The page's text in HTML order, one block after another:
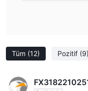
Tüm (12) Pozitif (9)